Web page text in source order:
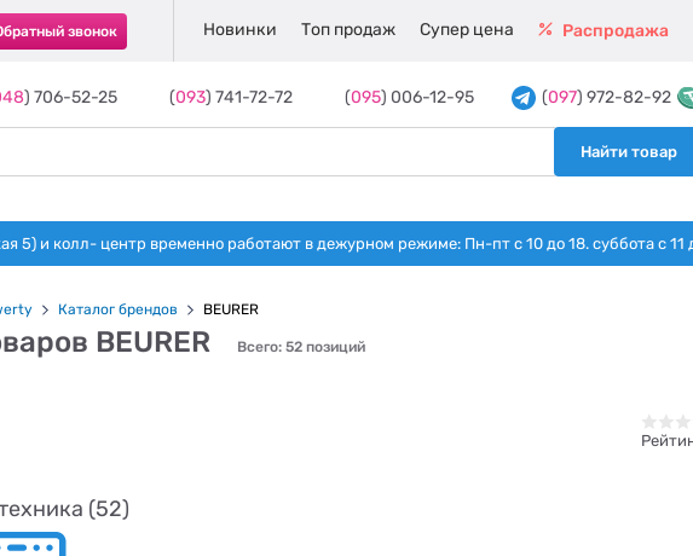
звонок Новинки Топ продаж Супер цена Распродажа
) 706-52-25 (093) 741-72-72 (095) 006-12-95 (097) 972-82-92
Найти товар
5) и колл- центр временно работают в дежурном режиме: Пн-пт с 10 до 18. суббота с 11
Каталог брендов BEURER
BEURER Всего: 52 позиций
(52)